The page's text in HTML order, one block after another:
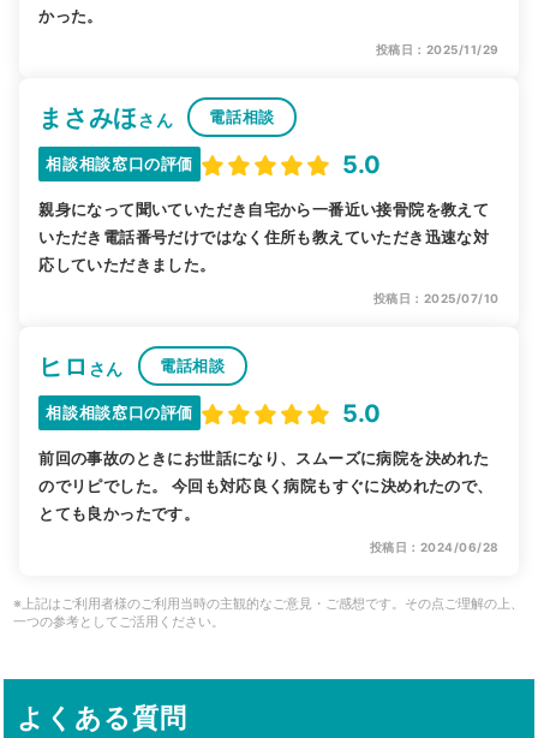
かった。
投稿日：2025/11/29
まさみほさん 電話相談
相談相談窓口の評価 5.0
親身になって聞いていただき自宅から一番近い接骨院を教えて
いただき電話番号だけではなく住所も教えていただき迅速な対
応していただきました。
投稿日：2025/07/10
ヒロ さん 電話相談
相談相談窓口の評価 5.0
前回の事故のときにお世話になり、スムーズに病院を決めれた
のでリピでした。 今回も対応良く病院もすぐに決めれたので、
とても良かったです。
投稿日：2024/06/28
※上記はご利用者様のご利用当時の主観的なご意見・ご感想です。その点ご理解の上、
一つの参考としてご活用ください。
よくある質問